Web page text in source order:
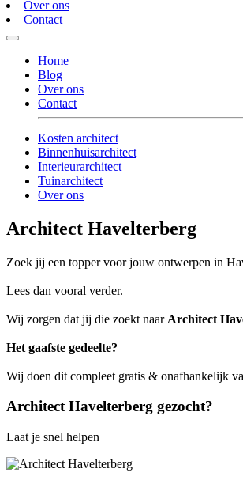
Over ons
Contact
Home
Blog
Over ons
Contact
Kosten architect
Binnenhuisarchitect
Interieurarchitect
Tuinarchitect
Over ons
Architect Havelterberg
Zoek jij een topper voor jouw ontwerpen in
Lees dan vooral verder.
Wij zorgen dat jij die zoekt naar Architect
Het gaafste gedeelte?
Wij doen dit compleet gratis & onafhankelijk
Architect Havelterberg gezocht?
Laat je snel helpen